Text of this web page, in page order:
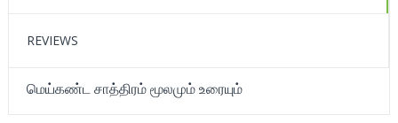
REVIEWS
மெய்கண்ட சாத்திரம் மூலமும் உரையும்